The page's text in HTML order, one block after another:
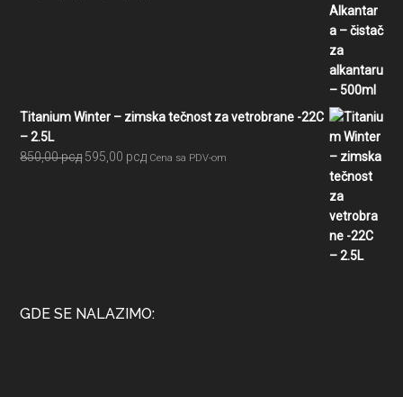
Titanium Winter – zimska tečnost za vetrobrane -22C
– 2.5L
850,00рсд Originalna
595,00 рсдTrenutna
Cena sa PDV-om
GDE SE NALAZIMO: